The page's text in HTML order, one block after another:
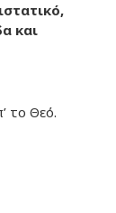
και
το Θεό.